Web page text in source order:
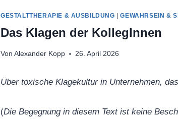
GESTALTTHERAPIE & AUSBILDUNG |GEWAHRSEIN &
Das Klagen der KollegInnen
Von Alexander Kopp 26. April 2026
Über toxische Klagekultur in Unternehmen,
(Die Begegnung in diesem Text ist keine